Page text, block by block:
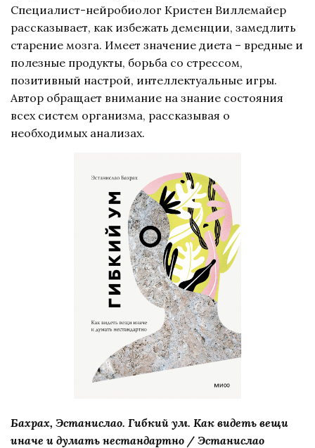
Специалист-нейробиолог Кристен Виллемайер
рассказывает, как избежать деменции, замедлить
старение мозга. Имеет значение диета – вредные и
полезные продукты, борьба со стрессом,
позитивный настрой, интеллектуальные игры.
Автор обращает внимание на знание состояния
всех систем организма, рассказывая о
необходимых анализах.
Бахрах, Эстанислао. Гибкий ум. Как видеть вещи
иначе и думать нестандартно / Эстанислао